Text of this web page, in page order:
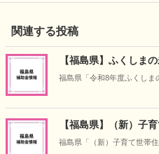
関連する投稿
【福島県】ふくしま
ト事業
福島県「令和8年度ふくしま
【福島県】（新）子
福島県「（新）子育て世帯